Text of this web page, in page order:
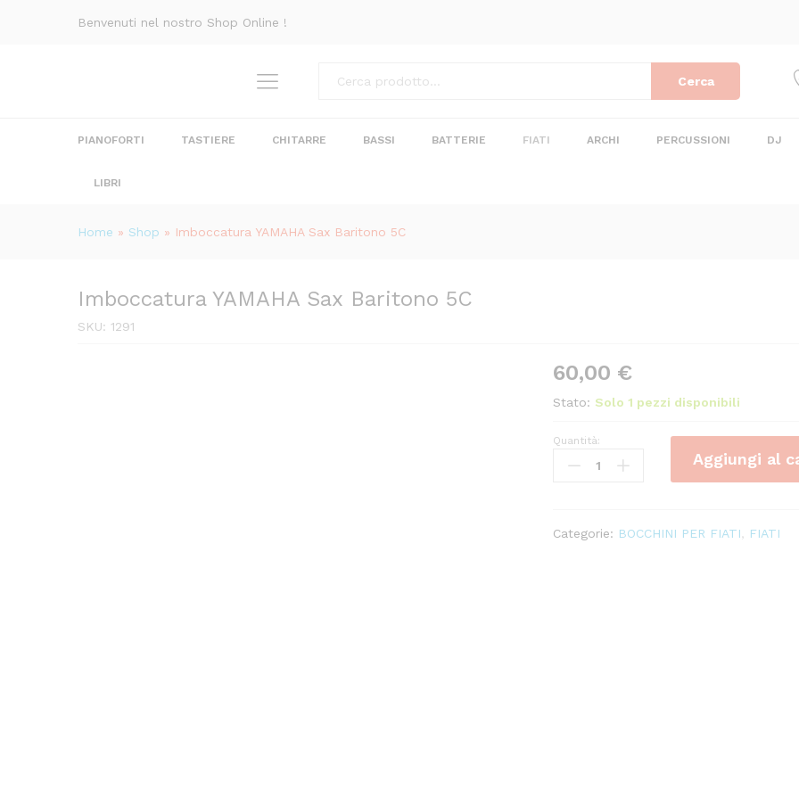
Benvenuti nel nostro Shop Online !
Categorie Cerca
PIANOFORTI TASTIERE CHITARRE BASSI BATTERIE FIATI ARCHI PERCUSSIONI DJ
LIBRI
Home » Shop » Imboccatura YAMAHA Sax Baritono 5C
Imboccatura YAMAHA Sax Baritono 5C
SKU: 1291
60,00 €
Stato: Solo 1 pezzi disponibili
Imboccatura
YAMAHA
quantity
Quantità:
Aggiungi al
Categorie: BOCCHINI PER FIATI FIATI
Imboccatura YAMAHA Sax Baritono 5C